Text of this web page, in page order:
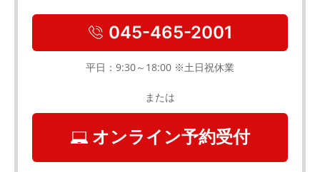
045-465-2001
平日：9:30～18:00 ※土日祝休業
または
オンライン予約受付